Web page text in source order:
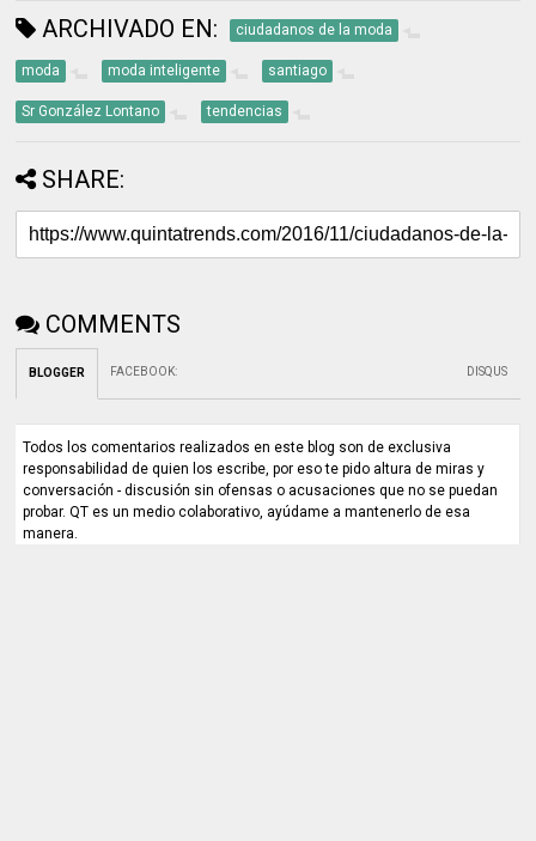
ARCHIVADO EN: ciudadanos de la moda
moda moda inteligente santiago
Sr González Lontano tendencias
SHARE:
COMMENTS
BLOGGER FACEBOOK: DISQUS
Todos los comentarios realizados en este blog son de exclusiva
responsabilidad de quien los escribe, por eso te pido altura de miras y
conversación - discusión sin ofensas o acusaciones que no se puedan
probar. QT es un medio colaborativo, ayúdame a mantenerlo de esa
manera.